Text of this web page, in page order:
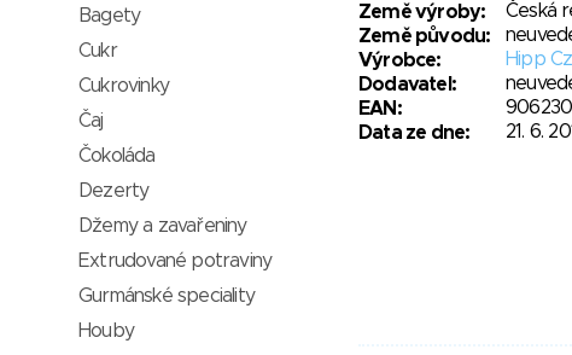
Země výroby:
Česká
Země původu:
Výrobce:
Hipp
Dodavatel:
EAN:
Data ze dne:
21. 6.
Bagety
Cukr
Cukrovinky
Čaj
Čokoláda
Dezerty
Džemy a zavařeniny
Extrudované potraviny
Gurmánské speciality
Houby